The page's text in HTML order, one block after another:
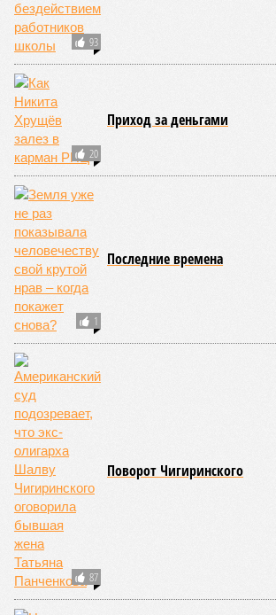
дальнейшем? Авторы энциклопедии A-Z
основываясь на современных научных
глобальных тенденциях, составили свой
потенциально самых смертоносных
угрожающих человечеству
веке.
«Золото» получили землетрясения. К
сейсмоопасным регионам относится
вулканическое огненное кольцо,
Японию и западное побережье Северной
Турция, Иран, Индия и Непал также
активных линиях разломов тектонических
исключение и центральная часть США –
Мадридском разломе в штате Миссури.
средней силы – явление, в общем-то,
сносное, но периодически, раз в несколько
трясёт так, что мало не покажется никому.
самом конце 2004 года бахнуло близ
индонезийского острова Суматра, а
огромные, превышающие высоту 15
250 тыс. погибших.
На втором месте в рейтинге A-Z Animals
Индийского океана, тихо­океанские
США, а также некоторые районы
Средиземноморья. То есть в зоне риска
Поднебесная с Индией – не так ли?
«Бронзу» получают извержения
Версия» ужеписала
окончательно проснётся знаменитый
грозит не только уничтожением части